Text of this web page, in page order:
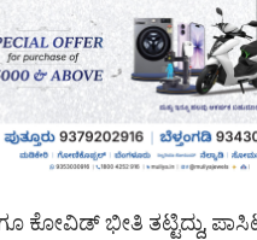
ಭೀತಿ ತಟ್ಟಿದ್ದು,